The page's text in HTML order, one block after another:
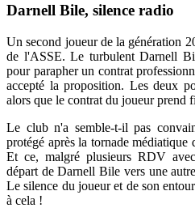
Darnell Bile, silence radio
Un second joueur de la génération
de l'ASSE. Le turbulent Darnell
pour parapher un contrat
accepté la proposition. Les deux
alors que le contrat du joueur prend
Le club n'a semble-t-il pas
protégé après la tornade médiatique
Et ce, malgré plusieurs RDV
départ de Darnell Bile vers une
Le silence du joueur et de son
à cela !